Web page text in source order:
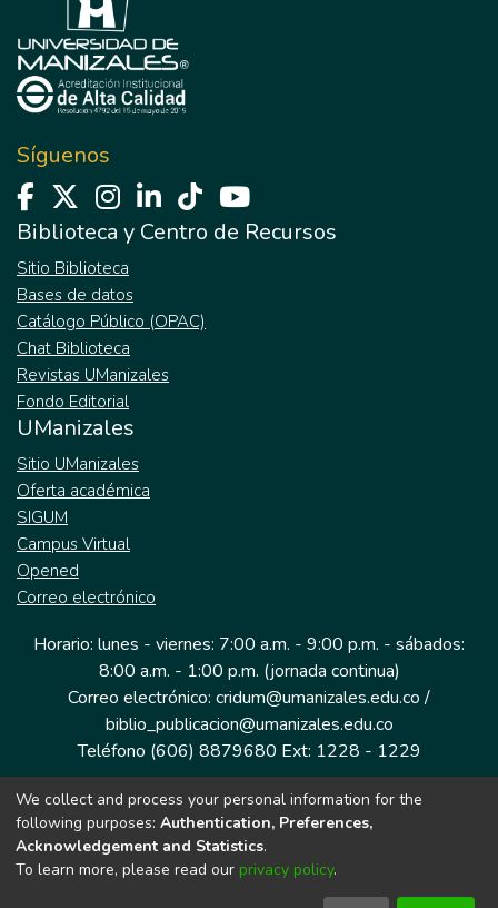
Síguenos
Biblioteca y Centro de Recursos
Sitio Biblioteca
Bases de datos
Catálogo Público (OPAC)
Chat Biblioteca
Revistas UManizales
Fondo Editorial
UManizales
Sitio UManizales
Oferta académica
SIGUM
Campus Virtual
Opened
Correo electrónico
Horario: lunes - viernes: 7:00 a.m. - 9:00 p.m. - sábados:
8:00 a.m. - 1:00 p.m. (jornada continua)
Correo electrónico: cridum@umanizales.edu.co /
biblio_publicacion@umanizales.edu.co
Teléfono (606) 8879680 Ext: 1228 - 1229
Dirección: Cra 9 a # 19-03 Edificio histórico, piso 1
Manizales, Caldas
Colombia.
We collect and process your personal information for the
following purposes: Authentication, Preferences,
Acknowledgement and Statistics.
To learn more, please read our privacy policy.